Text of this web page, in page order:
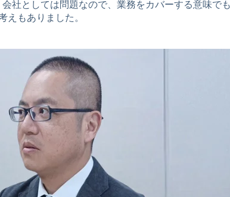
社としては問題なので、業務をカバーする意味でも
もありました。